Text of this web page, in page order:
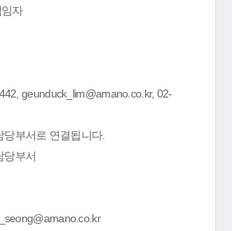
자
geunduck_lim@amano.co.kr, 02-
부서로 연결됩니다.
당부서